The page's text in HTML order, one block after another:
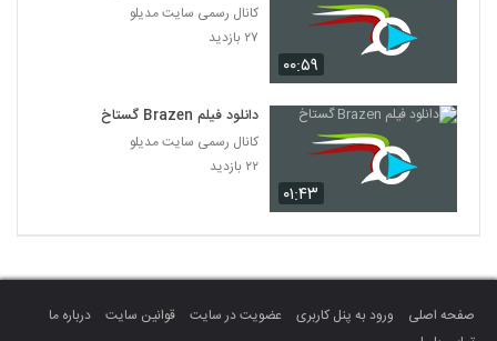
۰۰:۵۹
کانال رسمی سایت مدیلو
۲۷ بازدید
۰۱:۴۳
دانلود فیلم Brazen گستاخ
کانال رسمی سایت مدیلو
۲۲ بازدید
صفحه اصلی ورود به پنل کاربری عضویت در سایت قوانین سایت
درباره ما